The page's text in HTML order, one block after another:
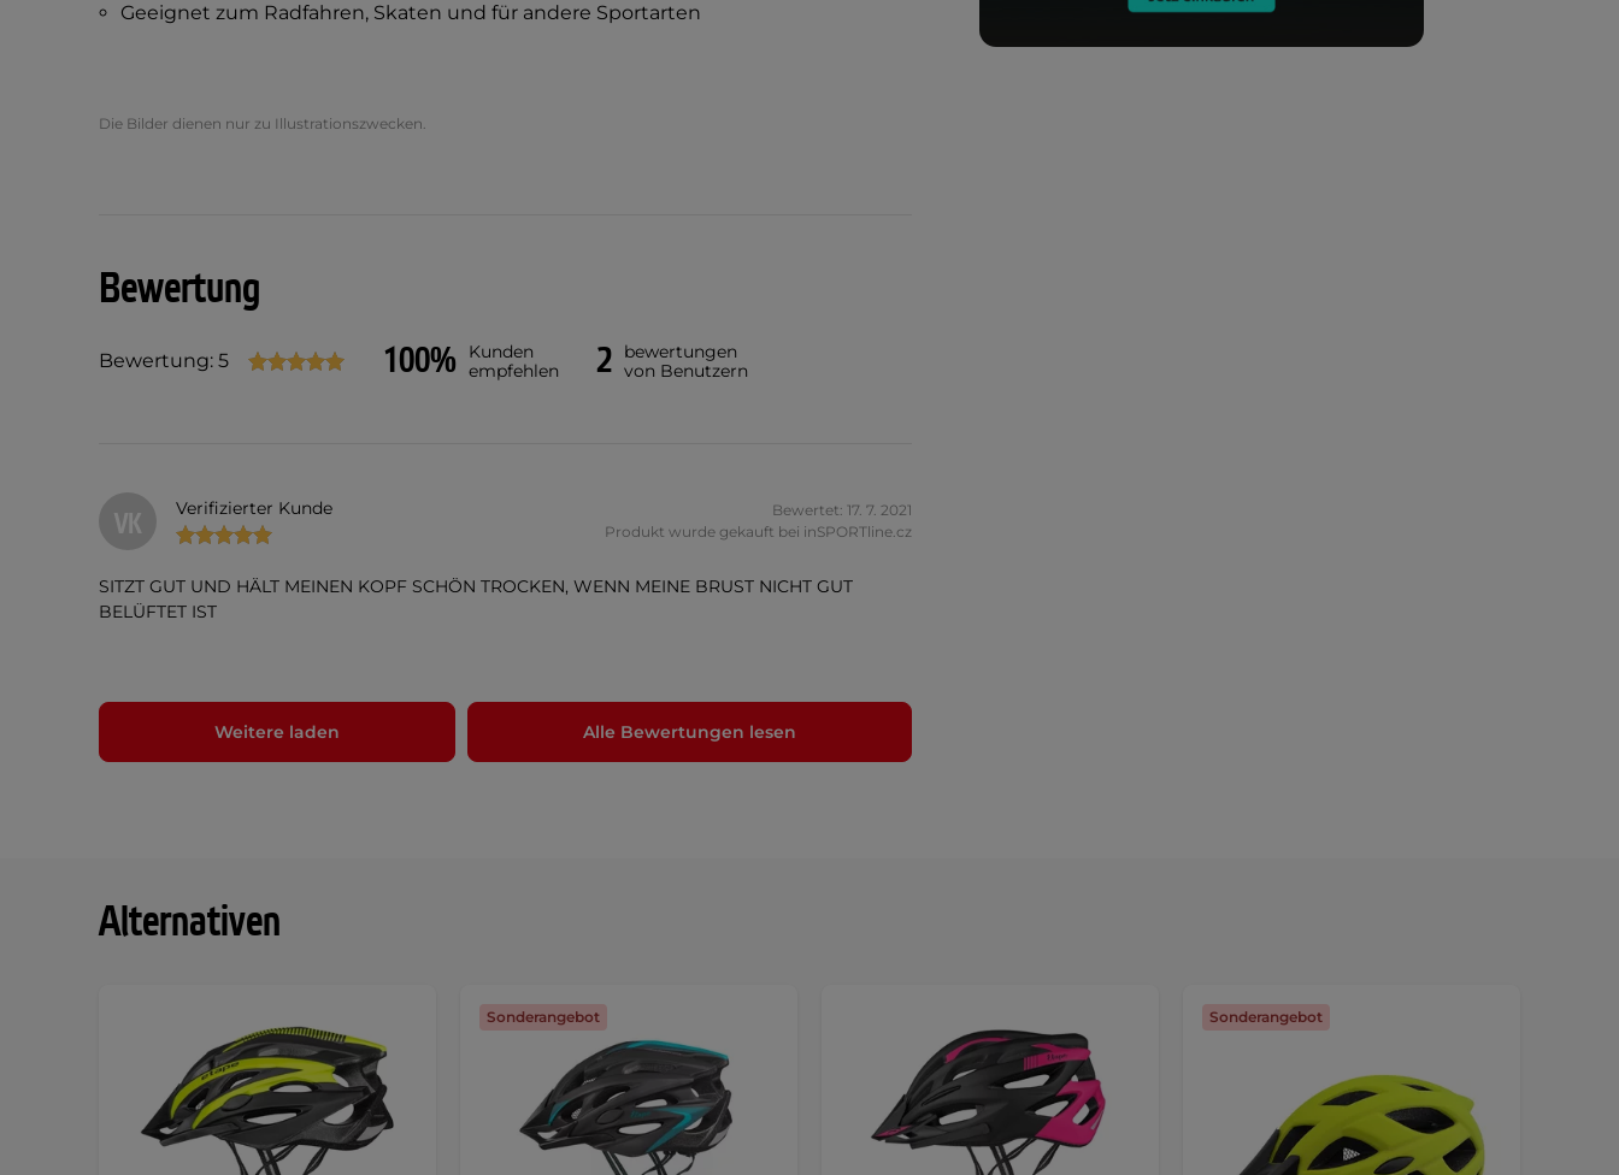
Geeignet zum Radfahren, Skaten und für andere Sportarten
Die Bilder dienen nur zu Illustrationszwecken.
Bewertung
Bewertung: 5 100%
Kunden
empfehlen
2
bewertungen
von Benutzern
VK Verifizierter Kunde
Bewertet: 17. 7. 2021
Produkt wurde gekauft bei inSPORTline.cz
SITZT GUT UND HÄLT MEINEN KOPF SCHÖN TROCKEN, WENN MEINE BRUST NICHT GUT
BELÜFTET IST
Weitere laden Alle Bewertungen lesen
Alternativen
Sonderangebot Sonderangebot